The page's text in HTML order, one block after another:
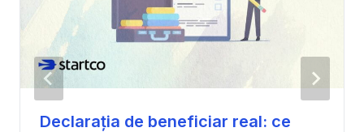
Declarația de beneficiar real: ce